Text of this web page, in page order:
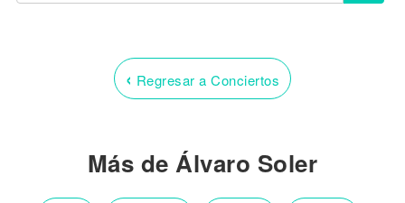
‹ Regresar a Conciertos
Más de Álvaro Soler